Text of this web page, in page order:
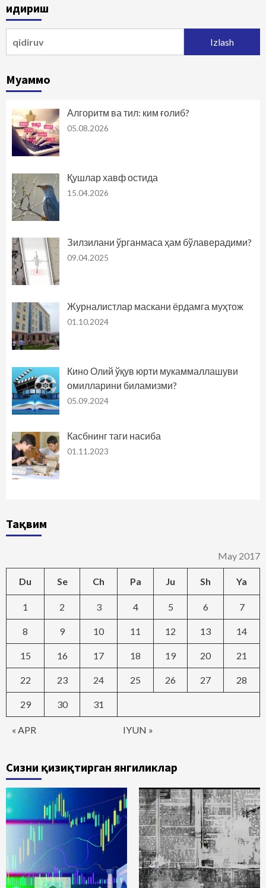
Қидириш
Муаммо
Алгоритм ва тил: ким ғолиб?
05.08.2026
Қушлар хавф остида
15.04.2026
Зилзилани ўрганмаса ҳам бўлаверадими?
09.04.2025
Журналистлар маскани ёрдамга муҳтож
01.10.2024
Кино Олий ўқув юрти мукаммаллашуви
омилларини биламизми?
05.09.2024
Касбнинг таги насиба
01.11.2023
Тақвим
May 2017
Du Se Ch Pa Ju Sh Ya
« APR IYUN »
1 2 3 4 5 6 7
8 9 10 11 12 13 14
15 16 17 18 19 20 21
22 23 24 25 26 27 28
29 30 31
Сизни қизиқтирган янгиликлар